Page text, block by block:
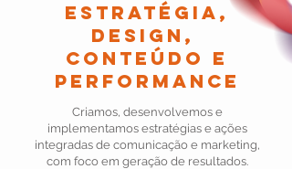
ESTRATÉGIA,
DESIGN,
CONTEÚDO e
performance
Criamos, desenvolvemos e
implementamos estratégias e ações
integradas de comunicação e marketing,
com foco em geração de resultados.